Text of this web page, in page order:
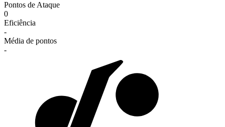
Pontos de Ataque
0
Eficiência
-
Média de pontos
-